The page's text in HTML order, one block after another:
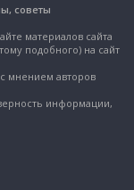
советы
материалов сайта
подобного) на сайт
мнением авторов
информации,